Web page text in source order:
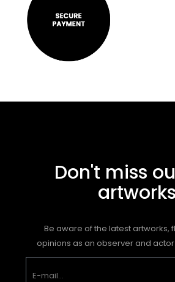
Don't miss
artworks
Be aware of the latest artworks,
opinions as an observer and